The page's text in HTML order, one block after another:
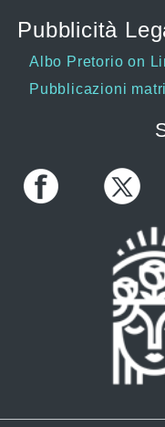
Pubblicità
Albo Pretorio on
Pubblicazioni